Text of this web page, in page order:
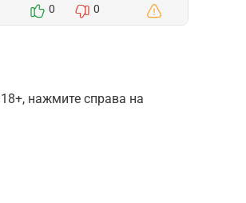
0 0
нажмите справа на